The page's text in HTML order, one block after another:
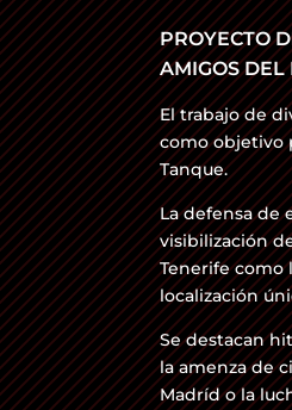
PROYECTO
AMIGOS DEL
El trabajo de
como objetivo
Tanque.
La defensa de
visibilización
Tenerife como
localización
Se destacan
la amenza de
Madríd o la